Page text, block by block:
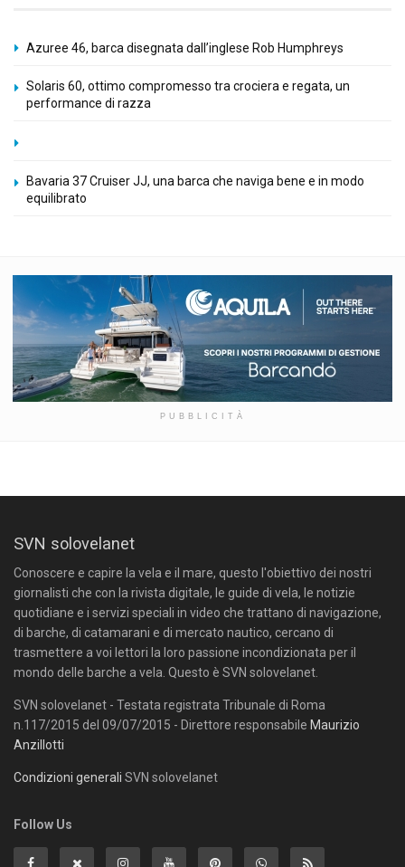
Azuree 46, barca disegnata dall’inglese Rob Humphreys
Solaris 60, ottimo compromesso tra crociera e regata, un
performance di razza
Bavaria 37 Cruiser JJ, una barca che naviga bene e in modo
equilibrato
PUBBLICITÀ
SVN solovelanet
Conoscere e capire la vela e il mare, questo l'obiettivo dei nostri
giornalisti che con la rivista digitale, le guide di vela, le notizie
quotidiane e i servizi speciali in video che trattano di navigazione,
di barche, di catamarani e di mercato nautico, cercano di
trasmettere a voi lettori la loro passione incondizionata per il
mondo delle barche a vela. Questo è SVN solovelanet.
SVN solovelanet - Testata registrata Tribunale di Roma
n.117/2015 del 09/07/2015 - Direttore responsabile Maurizio
Anzillotti
Condizioni generali SVN solovelanet
Follow Us